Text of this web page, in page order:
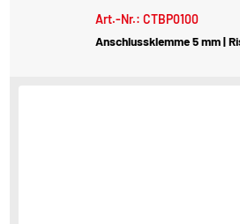
Art.-Nr.: CTBP0100
Anschlussklemme 5 mm |